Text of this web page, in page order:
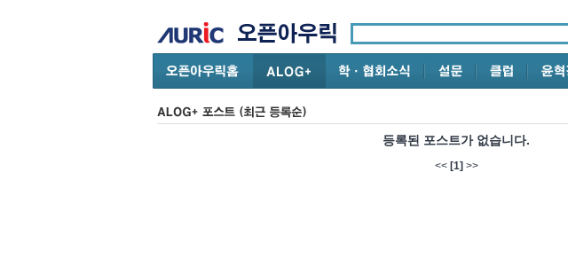
ALOG+ 포스트
등록된 포스트가 없습니다.
<< [1] >>